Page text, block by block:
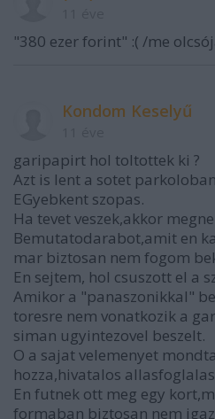
"380 ezer forint" :( /me
Kondom Keselyű
garipapirt hol toltottek ki ?
Azt is lent a sotet
EGyebkent szopas.
Ha tevet veszek,akkor
Bemutatodarabot,amit en
mar biztosan nem fogom
En sejtem, hol csuszott el a
Amikor a "panaszonikkal"
toresre nem vonatkozik a
siman ugyintezovel beszelt.
O a sajat velemenyet
hozza,hivatalos
En futnek ott meg egy
formaban biztosan nem